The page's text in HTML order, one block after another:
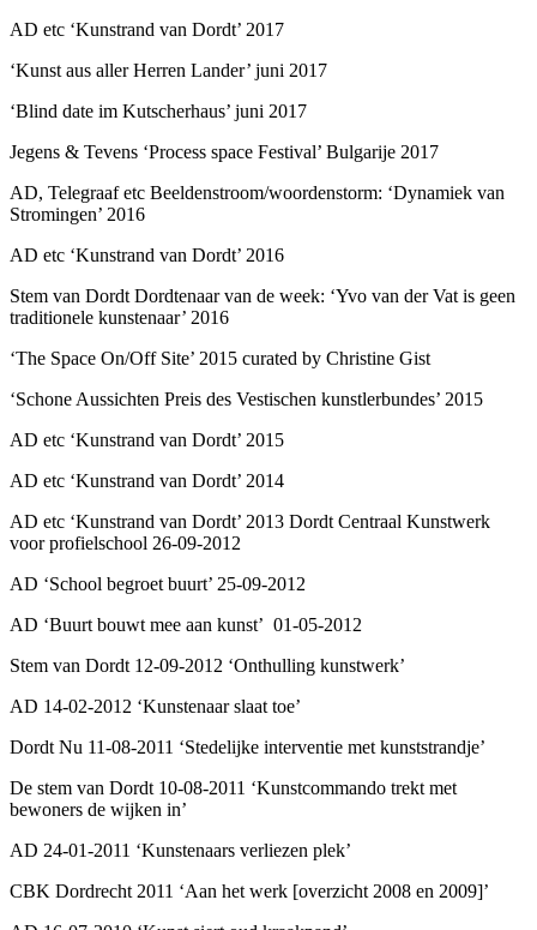
AD etc ‘Kunstrand van Dordt’ 2017
‘Kunst aus aller Herren Lander’ juni 2017
‘Blind date im Kutscherhaus’ juni 2017
Jegens & Tevens ‘Process space Festival’ Bulgarije 2017
AD, Telegraaf etc Beeldenstroom/woordenstorm: ‘Dynamiek van
Stromingen’ 2016
AD etc ‘Kunstrand van Dordt’ 2016
Stem van Dordt Dordtenaar van de week: ‘Yvo van der Vat is geen
traditionele kunstenaar’ 2016
‘The Space On/Off Site’ 2015 curated by Christine Gist
‘Schone Aussichten Preis des Vestischen kunstlerbundes’ 2015
AD etc ‘Kunstrand van Dordt’ 2015
AD etc ‘Kunstrand van Dordt’ 2014
AD etc ‘Kunstrand van Dordt’ 2013 Dordt Centraal Kunstwerk
voor profielschool 26-09-2012
AD ‘School begroet buurt’ 25-09-2012
AD ‘Buurt bouwt mee aan kunst’ 01-05-2012
Stem van Dordt 12-09-2012 ‘Onthulling kunstwerk’
AD 14-02-2012 ‘Kunstenaar slaat toe’
Dordt Nu 11-08-2011 ‘Stedelijke interventie met kunststrandje’
De stem van Dordt 10-08-2011 ‘Kunstcommando trekt met
bewoners de wijken in’
AD 24-01-2011 ‘Kunstenaars verliezen plek’
CBK Dordrecht 2011 ‘Aan het werk [overzicht 2008 en 2009]’